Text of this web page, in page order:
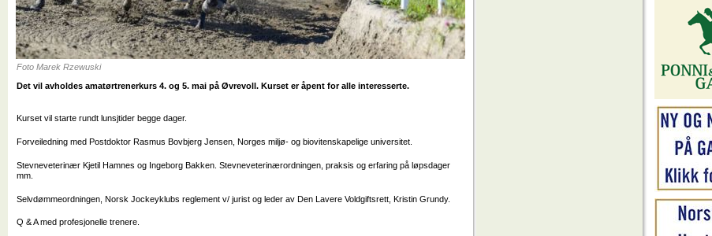
Foto Marek Rzewuski
Det vil avholdes amatørtrenerkurs 4. og 5. mai på Øvrevoll. Kurset er åpent for alle interesserte.
Kurset vil starte rundt lunsjtider begge dager.
Forveiledning med Postdoktor Rasmus Bovbjerg Jensen, Norges miljø- og biovitenskapelige universitet.
Stevneveterinær Kjetil Hamnes og Ingeborg Bakken. Stevneveterinærordningen, praksis og erfaring på løpsdager
mm.
Selvdømmeordningen, Norsk Jockeyklubs reglement v/ jurist og leder av Den Lavere Voldgiftsrett, Kristin Grundy.
Q & A med profesjonelle trenere.